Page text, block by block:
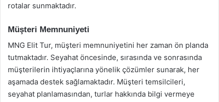
rotalar sunmaktadır.
Müşteri Memnuniyeti
MNG Elit Tur, müşteri memnuniyetini her zaman ön planda
tutmaktadır. Seyahat öncesinde, sırasında ve sonrasında
müşterilerin ihtiyaçlarına yönelik çözümler sunarak, her
aşamada destek sağlamaktadır. Müşteri temsilcileri,
seyahat planlamasından, turlar hakkında bilgi vermeye